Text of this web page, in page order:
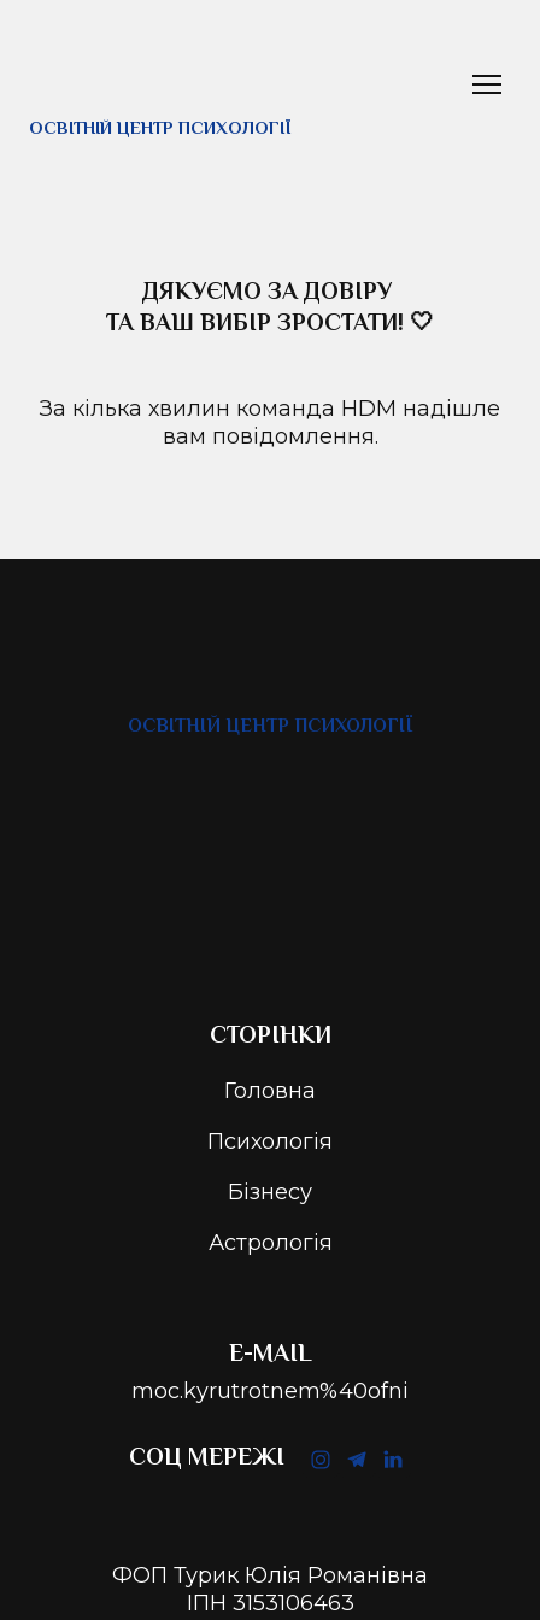
ОСВІТНІЙ ЦЕНТР ПСИХОЛОГІЇ
ДЯКУЄМО ЗА ДОВІРУ
ТА ВАШ ВИБІР ЗРОСТАТИ! 🤍
За кілька хвилин команда HDM надішле
вам повідомлення.
ОСВІТНІЙ ЦЕНТР ПСИХОЛОГІЇ
СТОРІНКИ
Головна
Психологія
Бізнесу
Астрологія
E-MAIL
moc.kyrutrotnem%40ofni
СОЦ МЕРЕЖІ
ФОП Турик Юлія Романівна
ІПН 3153106463